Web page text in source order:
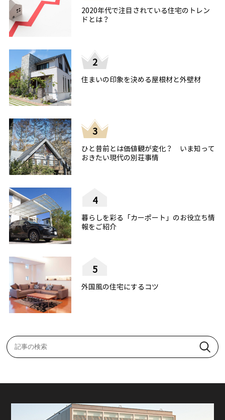
2020年代で注目されている住宅のトレン
ドとは？
2
住まいの印象を決める屋根材と外壁材
3
ひと昔前とは価値観が変化？ いま知って
おきたい現代の別荘事情
4
暮らしを彩る「カーポート」のお役立ち情
報をご紹介
5
外国風の住宅にするコツ